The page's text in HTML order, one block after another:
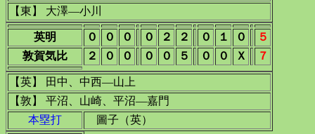
【東】 大澤―小川
英明 ０ ０ ０ ０ ２ ２ ０ １ ０
５
敦賀気比
２ ０ ０ ０ ０ ５ ０ ０ Ｘ ７
【英】 田中、中西―山上
【敦】 平沼、山崎、平沼―嘉門
本塁打
圖子（英）